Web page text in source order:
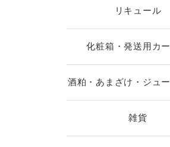
リキュール
化粧箱・発送用カ
酒粕・あまざけ・ジュ
雑貨